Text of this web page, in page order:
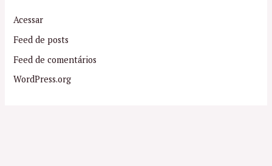
Acessar
Feed de posts
Feed de comentários
WordPress.org